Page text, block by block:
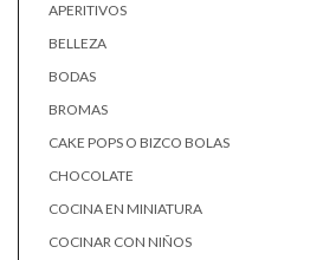
APERITIVOS
BELLEZA
BODAS
BROMAS
CAKE POPS O BIZCO BOLAS
CHOCOLATE
COCINA EN MINIATURA
COCINAR CON NIÑOS